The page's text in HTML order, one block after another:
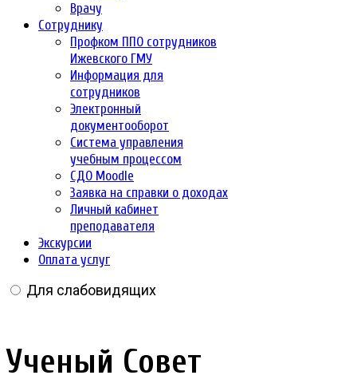
Врачу
Сотруднику
Профком ППО сотрудников
Ижевского ГМУ
Информация для
сотрудников
Электронный
документооборот
Система управления
учебным процессом
СДО Moodle
Заявка на справки о доходах
Личный кабинет
преподавателя
Экскурсии
Оплата услуг
Для слабовидящих
Ученый Совет